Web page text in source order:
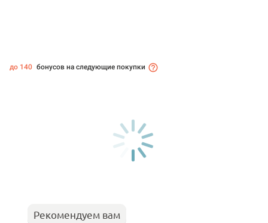
до 140 бонусов на следующие покупки
Рекомендуем вам